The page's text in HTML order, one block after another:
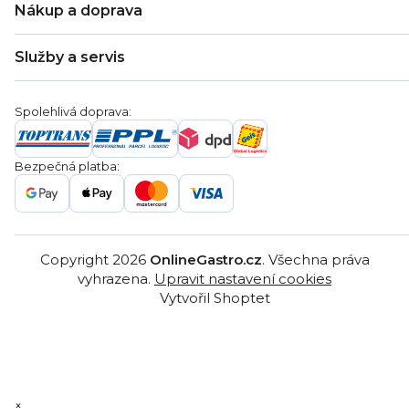
Kontakty
Věrnostní program
Blog
Nákup a doprava
Záruka
Ochrana osobních údajů
Reklamační řády
Služby a servis
Servis a reklamace
Poptávka
Gastro projekty
Značky
Gastro velkoobchod
Spolehlivá doprava:
Bezpečná platba:
Vytvořil Shoptet
Copyright 2026 OnlineGastro.cz. Všechna práva
vyhrazena. Upravit nastavení cookies
×